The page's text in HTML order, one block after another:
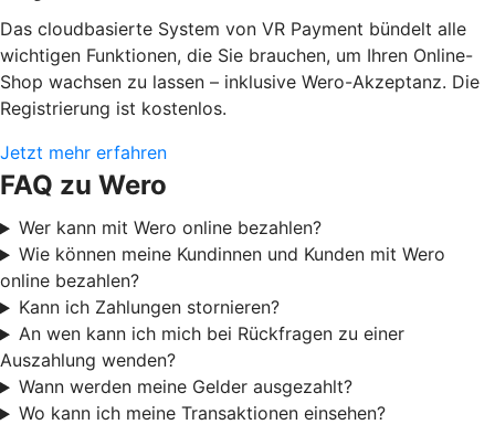
Das cloudbasierte System von VR Payment bündelt alle
wichtigen Funktionen, die Sie brauchen, um Ihren Online-
Shop wachsen zu lassen – inklusive Wero-Akzeptanz. Die
Registrierung ist kostenlos.
Jetzt mehr erfahren
FAQ zu Wero
Wer kann mit Wero online bezahlen?
Wie können meine Kundinnen und Kunden mit Wero
online bezahlen?
Kann ich Zahlungen stornieren?
An wen kann ich mich bei Rückfragen zu einer
Auszahlung wenden?
Wann werden meine Gelder ausgezahlt?
Wo kann ich meine Transaktionen einsehen?